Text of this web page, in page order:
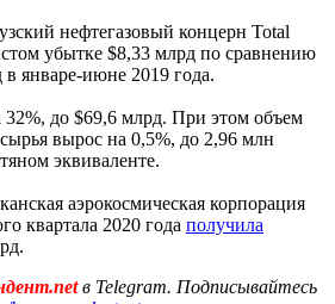
нефтегазовый концерн Total
убытке $8,33 млрд по сравнению
январе-июне 2019 года.
до $69,6 млрд. При этом объем
вырос на 0,5%, до 2,96 млн
эквиваленте.
аэрокосмическая корпорация
квартала 2020 года получила
в Telegram. Подписывайтесь